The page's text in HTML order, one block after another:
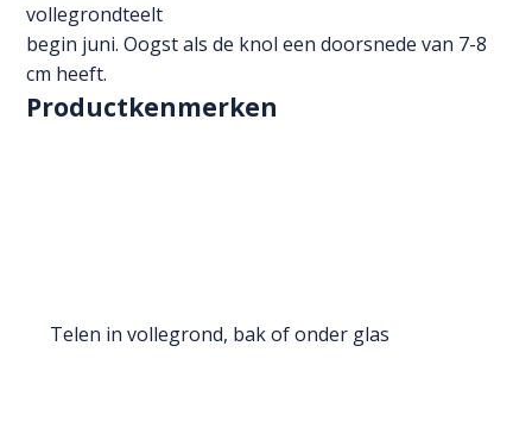
vollegrondteelt
begin juni. Oogst als de knol een doorsnede van 7-8
cm heeft.
Productkenmerken
Telen in vollegrond, bak of onder glas